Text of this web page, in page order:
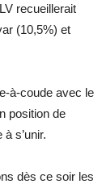
recueillerait
(10,5%) et
à-coude avec le
position de
s’unir.
dès ce soir les